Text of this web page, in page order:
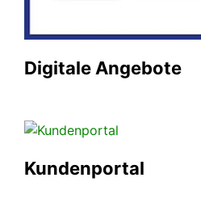
Digitale Angebote
Kundenportal